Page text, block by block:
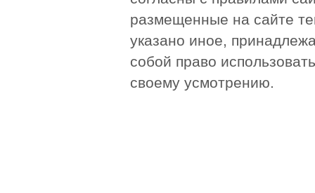
размещенные на сайте
указано иное,
собой право
своему усмотрению.